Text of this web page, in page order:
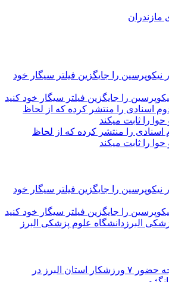
را جایگزین فیلتر سیگار خود کنید
اسنادی را منتشر کرده که از لحاظ
را ثابت میکند
را جایگزین فیلتر سیگار خود کنید
دانشگاه علوم پزشکی البرز